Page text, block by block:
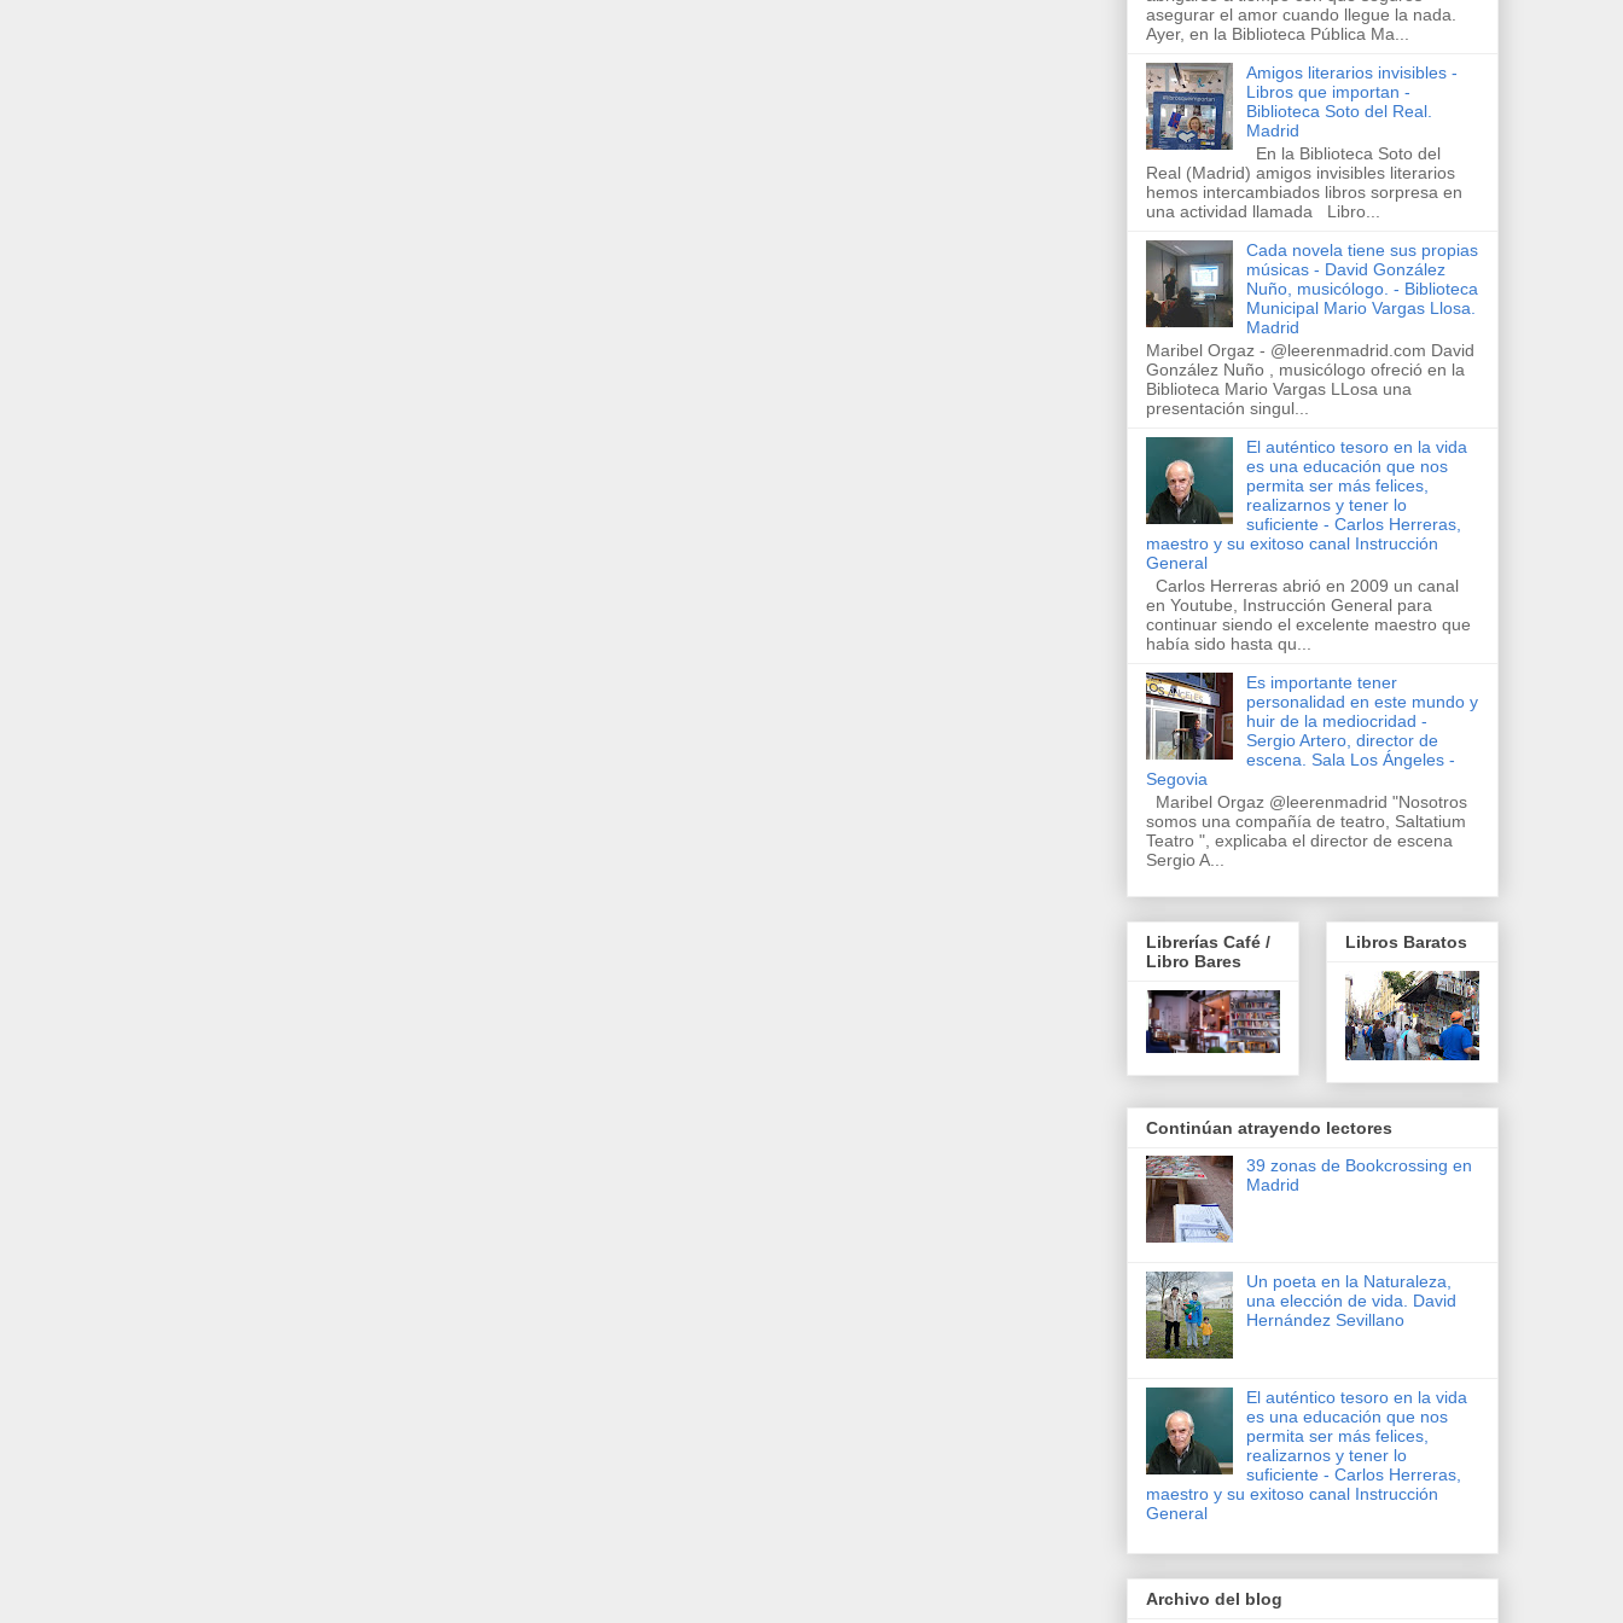
asegurar el amor cuando llegue la nada.
Ayer, en la Biblioteca Pública Ma...
Amigos literarios invisibles -
Libros que importan -
Biblioteca Soto del Real.
Madrid
En la Biblioteca Soto del
Real (Madrid) amigos invisibles literarios
hemos intercambiados libros sorpresa en
una actividad llamada Libro...
Cada novela tiene sus propias
músicas - David González
Nuño, musicólogo. - Biblioteca
Municipal Mario Vargas Llosa.
Madrid
Maribel Orgaz - @leerenmadrid.com David
González Nuño , musicólogo ofreció en la
Biblioteca Mario Vargas LLosa una
presentación singul...
El auténtico tesoro en la vida
es una educación que nos
permita ser más felices,
realizarnos y tener lo
suficiente - Carlos Herreras,
maestro y su exitoso canal Instrucción
General
Carlos Herreras abrió en 2009 un canal
en Youtube, Instrucción General para
continuar siendo el excelente maestro que
había sido hasta qu...
Es importante tener
personalidad en este mundo y
huir de la mediocridad -
Sergio Artero, director de
escena. Sala Los Ángeles -
Segovia
Maribel Orgaz @leerenmadrid "Nosotros
somos una compañía de teatro, Saltatium
Teatro ", explicaba el director de escena
Sergio A...
Librerías Café /
Libro Bares
Libros Baratos
Continúan atrayendo lectores
39 zonas de Bookcrossing en
Madrid
Un poeta en la Naturaleza,
una elección de vida. David
Hernández Sevillano
El auténtico tesoro en la vida
es una educación que nos
permita ser más felices,
realizarnos y tener lo
suficiente - Carlos Herreras,
maestro y su exitoso canal Instrucción
General
Archivo del blog